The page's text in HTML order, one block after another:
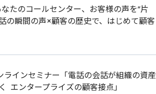
たのコールセンター、お客様の声を”片
の瞬間の声×顧客の歴史で、はじめて顧客
ラインセミナー「電話の会話が組織の資産
ンタープライズの顧客接点」